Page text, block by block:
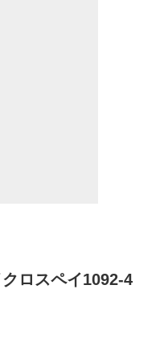
ロスペイ1092-4